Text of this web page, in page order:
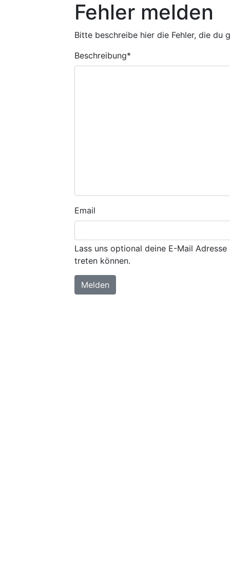
Fehler melden
Bitte beschreibe hier die Fehler, die du
Beschreibung*
Email
Lass uns optional deine E-Mail
treten können.
Melden